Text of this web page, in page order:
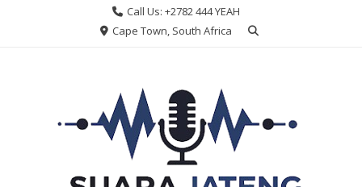
Call Us: +2782 444 YEAH
Cape Town, South Africa